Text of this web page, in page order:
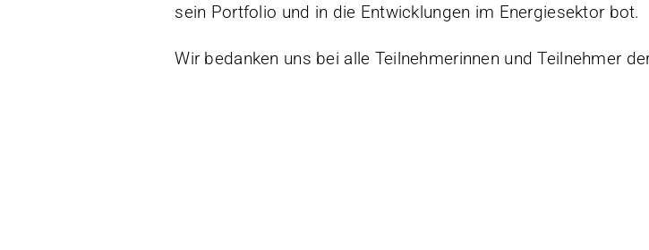
sein Portfolio und in die Entwicklungen im Energiesektor bot.
Wir bedanken uns bei alle Teilnehmerinnen und Teilnehmer